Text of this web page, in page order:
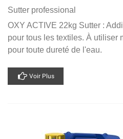
Sutter professional
OXY ACTIVE 22kg Sutter :
pour tous les textiles. À utiliser
pour toute dureté de l'eau.
Voir Plus